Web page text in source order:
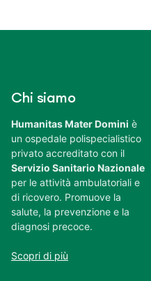
Chi siamo
Humanitas Mater Domini è
un ospedale polispecialistico
privato accreditato con il
Servizio Sanitario Nazionale
per le attività ambulatoriali e
di ricovero. Promuove la
salute, la prevenzione e la
diagnosi precoce.
Scopri di più